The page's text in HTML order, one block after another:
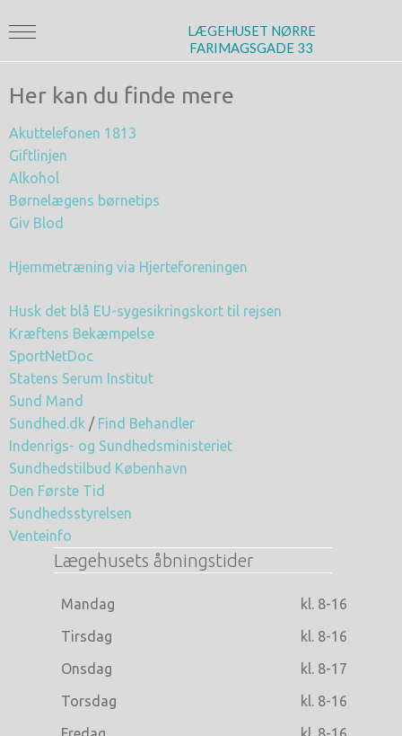
LÆGEHUSET NØRRE
FARIMAGSGADE 33
Her kan du finde mere
Akuttelefonen 1813
Giftlinjen
Alkohol
Børnelægens børnetips
Giv Blod
Hjemmetræning via Hjerteforeningen
Husk det blå EU-sygesikringskort til rejsen
Kræftens Bekæmpelse
SportNetDoc
Statens Serum Institut
Sund Mand
Sundhed.dk / Find Behandler
Indenrigs- og Sundhedsministeriet
Sundhedstilbud København
Den Første Tid
Sundhedsstyrelsen
Venteinfo
Lægehusets åbningstider
Mandag
kl. 8-16
Tirsdag
kl. 8-16
Onsdag
kl. 8-17
Torsdag
kl. 8-16